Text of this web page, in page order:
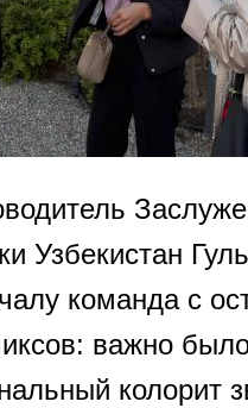
Узбекистан
команда с
важно
колорит